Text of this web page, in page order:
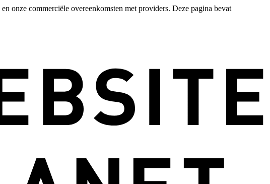
onze commerciële overeenkomsten met providers. Deze pagina bevat